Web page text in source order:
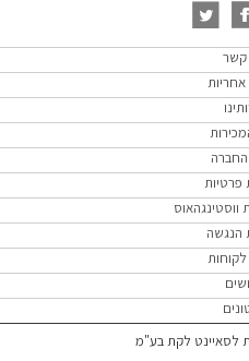
קשר
החברה
פרטיות
ווסטינגהאוס
הנגשה
לסאיינט לקת בע"מ